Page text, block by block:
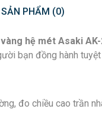
PHẨM (0)
hệ mét Asaki
bạn đồng hành
đo chiều cao trần